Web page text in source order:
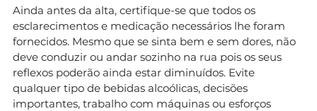
Ainda antes da alta, certifique-se que todos os
esclarecimentos e medicação necessários lhe foram
fornecidos. Mesmo que se sinta bem e sem dores, não
deve conduzir ou andar sozinho na rua pois os seus
reflexos poderão ainda estar diminuídos. Evite
qualquer tipo de bebidas alcoólicas, decisões
importantes, trabalho com máquinas ou esforços